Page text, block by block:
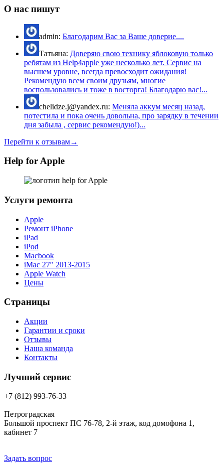
О нас пишут
admin: Благодарим Вас за Ваше доверие....
Татьяна: Доверяю свою технику яблоковую только
ребятам из Help4apple уже несколько лет. Сервис на
высшем уровне, всегда превосходит ожидания!
Рекомендую всем своим друзьям, многие
воспользовались и тоже в восторга! Благодарю вас!...
chelidze.j@yandex.ru: Меняла аккум месяц назад,
потестила и пока очень довольна, про зарядку в течении
дня забыла , сервис рекомендую!)...
Перейти к отзывам→
Help for Apple
Услуги ремонта
Apple
Ремонт iPhone
iPad
iPod
Macbook
iMac 27″ 2013-2015
Apple Watch
Цены
Страницы
Акции
Гарантии и сроки
Отзывы
Наша команда
Контакты
Лучший сервис
+7 (812) 993-76-33
Петроградская
Большой проспект ПС 76-78, 2-й этаж, код домофона 1,
кабинет 7
Задать вопрос